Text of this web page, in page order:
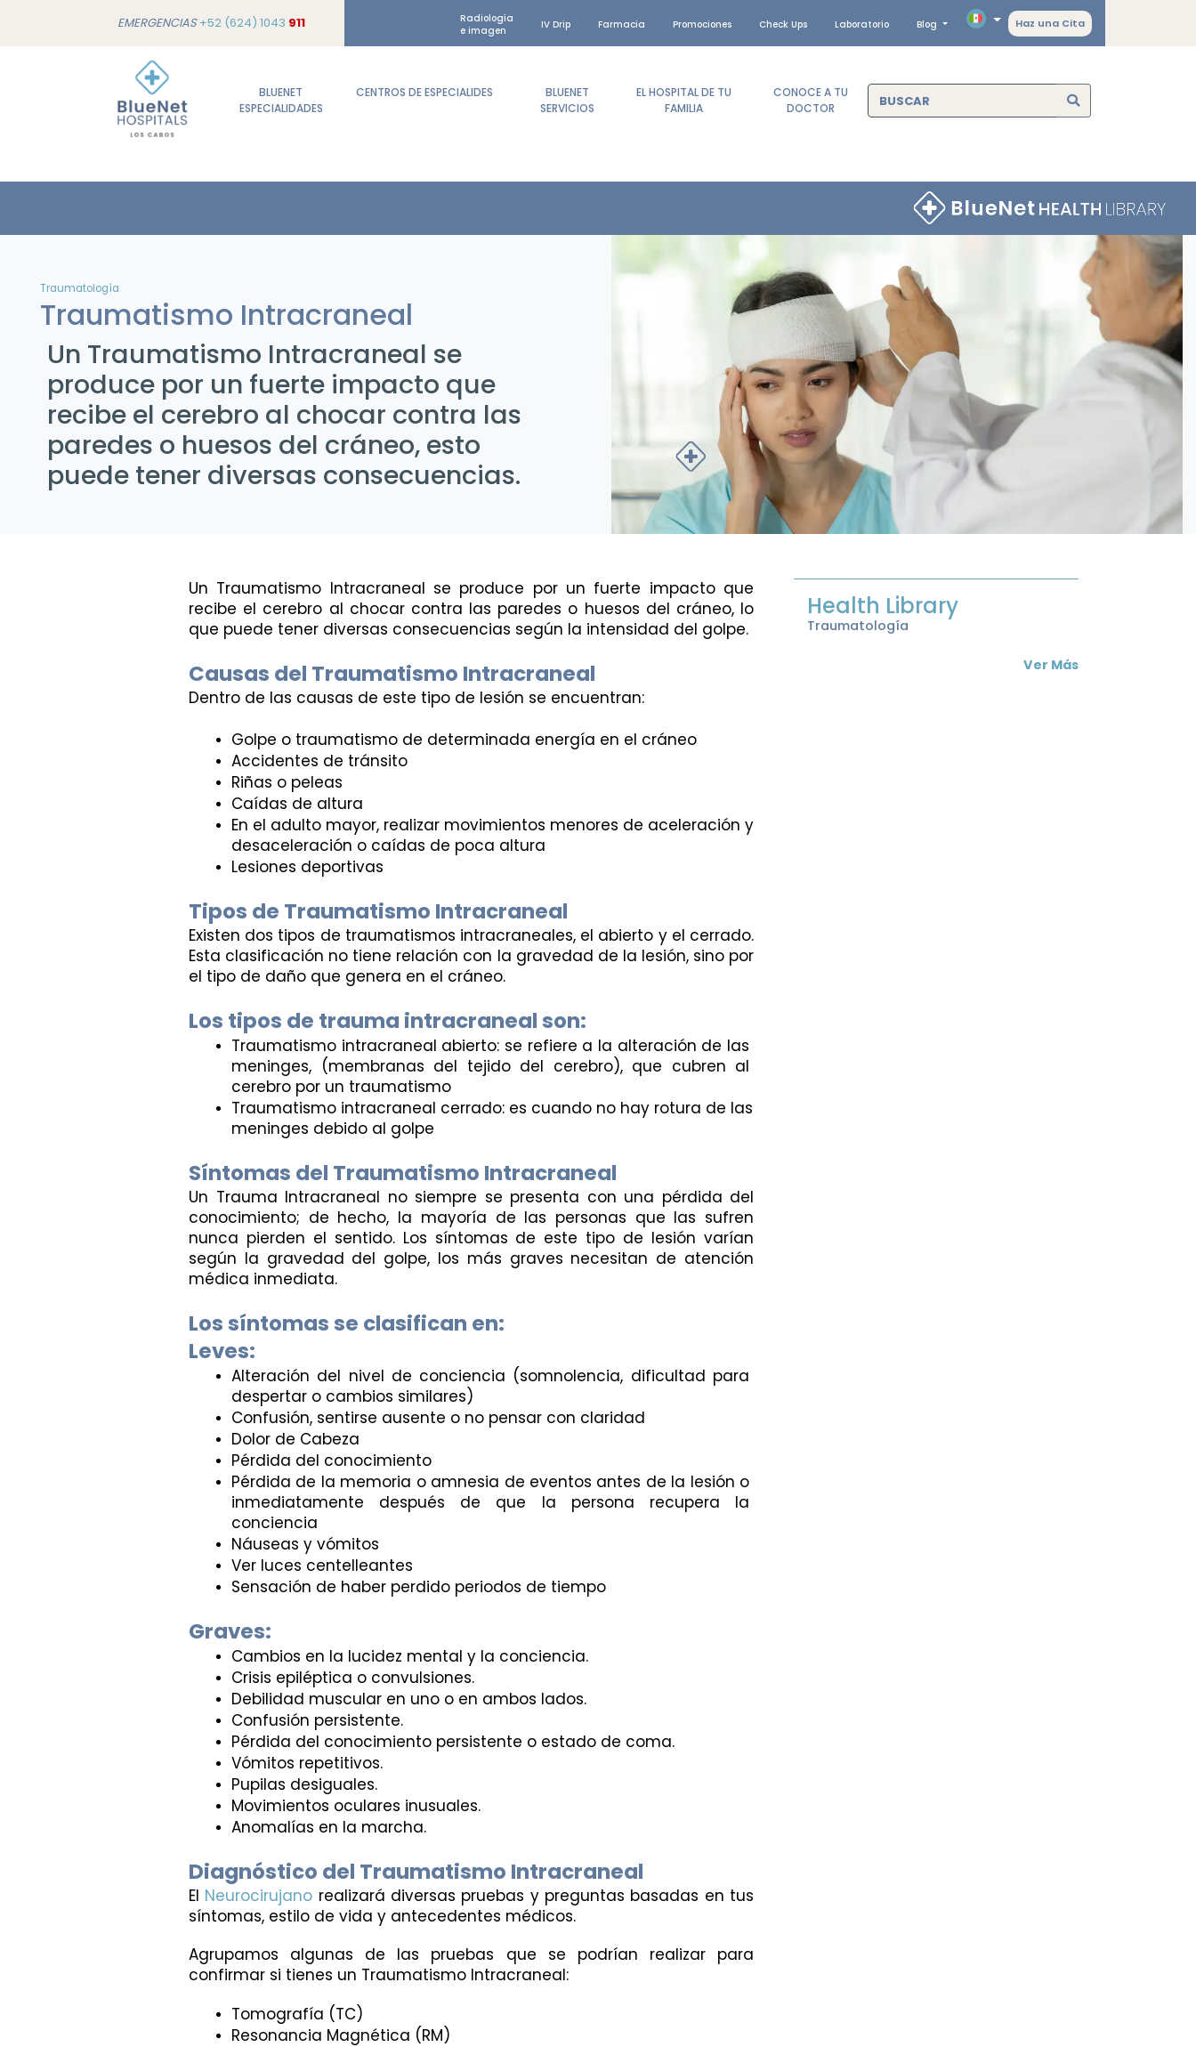
EMERGENCIAS+52 (624) 1043 911
Radiología
e imagen
IV Drip Farmacia Promociones Check Ups Laboratorio Blog Haz una Cita
BLUENET
ESPECIALIDADES
CENTROS DE ESPECIALIDES
BLUENET
SERVICIOS
EL HOSPITAL DE TU
FAMILIA
CONOCE A TU
DOCTOR
Traumatología
Traumatismo Intracraneal
Un Traumatismo Intracraneal se
produce por un fuerte impacto que
recibe el cerebro al chocar contra las
paredes o huesos del cráneo, esto
puede tener diversas consecuencias.
Un Traumatismo Intracraneal se produce por un fuerte impacto que
recibe el cerebro al chocar contra las paredes o huesos del cráneo, lo
que puede tener diversas consecuencias según la intensidad del golpe.
Causas del Traumatismo Intracraneal
Dentro de las causas de este tipo de lesión se encuentran:
Golpe o traumatismo de determinada energía en el cráneo
Accidentes de tránsito
Riñas o peleas
Caídas de altura
En el adulto mayor, realizar movimientos menores de aceleración y
desaceleración o caídas de poca altura
Lesiones deportivas
Tipos de Traumatismo Intracraneal
Existen dos tipos de traumatismos intracraneales, el abierto y el cerrado.
Esta clasificación no tiene relación con la gravedad de la lesión, sino por
el tipo de daño que genera en el cráneo.
Los tipos de trauma intracraneal son:
Traumatismo intracraneal abierto: se refiere a la alteración de las
meninges, (membranas del tejido del cerebro), que cubren al
cerebro por un traumatismo
Traumatismo intracraneal cerrado: es cuando no hay rotura de las
meninges debido al golpe
Síntomas del Traumatismo Intracraneal
Un Trauma Intracraneal no siempre se presenta con una pérdida del
conocimiento; de hecho, la mayoría de las personas que las sufren
nunca pierden el sentido. Los síntomas de este tipo de lesión varían
según la gravedad del golpe, los más graves necesitan de atención
médica inmediata.
Los síntomas se clasifican en:
Leves:
Alteración del nivel de conciencia (somnolencia, dificultad para
despertar o cambios similares)
Confusión, sentirse ausente o no pensar con claridad
Dolor de Cabeza
Pérdida del conocimiento
Pérdida de la memoria o amnesia de eventos antes de la lesión o
inmediatamente después de que la persona recupera la
conciencia
Náuseas y vómitos
Ver luces centelleantes
Sensación de haber perdido periodos de tiempo
Graves:
Cambios en la lucidez mental y la conciencia.
Crisis epiléptica o convulsiones.
Debilidad muscular en uno o en ambos lados.
Confusión persistente.
Pérdida del conocimiento persistente o estado de coma.
Vómitos repetitivos.
Pupilas desiguales.
Movimientos oculares inusuales.
Anomalías en la marcha.
Diagnóstico del Traumatismo Intracraneal
El Neurocirujano realizará diversas pruebas y preguntas basadas en tus
síntomas, estilo de vida y antecedentes médicos.
Agrupamos algunas de las pruebas que se podrían realizar para
confirmar si tienes un Traumatismo Intracraneal:
Tomografía (TC)
Resonancia Magnética (RM)
Health Library
Traumatología
Ver Más